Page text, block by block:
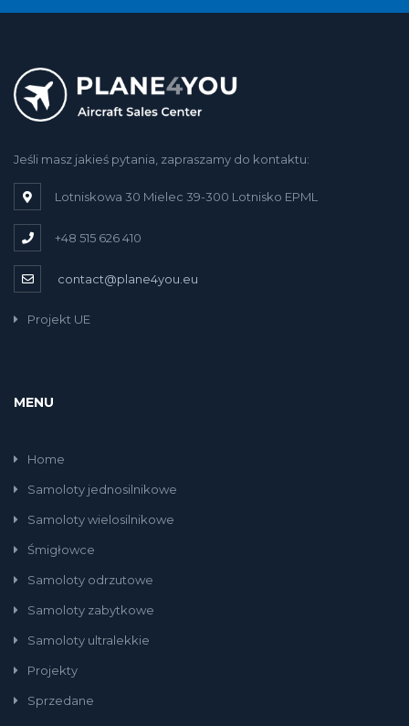
Jeśli masz jakieś pytania, zapraszamy do kontaktu:
Lotniskowa 30 Mielec 39-300 Lotnisko EPML
+48 515 626 410
contact@plane4you.eu
Projekt UE
MENU
Home
Samoloty jednosilnikowe
Samoloty wielosilnikowe
Śmigłowce
Samoloty odrzutowe
Samoloty zabytkowe
Samoloty ultralekkie
Projekty
Sprzedane